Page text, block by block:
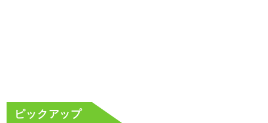
ピックアップ